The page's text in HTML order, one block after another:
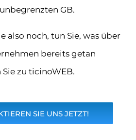
GB.
also noch, tun Sie, was über
bereits getan
zu ticinoWEB.
SIE UNS JETZT!